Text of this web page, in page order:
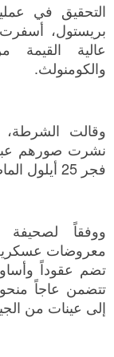
التحقيق في
عالية القيمة
والكومنولث.
وقالت
نشرت صورهم عبر
فجر 25 أيلول الماضي.
ووفقاً لصحيفة
معروضات
تضم عقوداً
تتضمن عاجاً
إلى عينات من